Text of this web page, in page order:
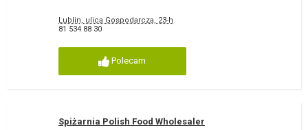
Lublin, ulica Gospodarcza, 23-h
81 534 88 30
Polecam
Spiżarnia Polish Food Wholesaler